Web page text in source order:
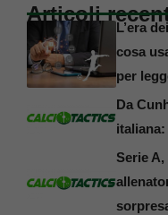
Articoli
L’era
cosa
per
Da
italiana:
Serie